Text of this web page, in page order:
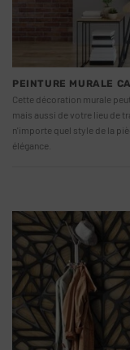
PEINTURE MURALE
Cette décoration murale
mais aussi de votre lieu de
n'importe quel style de la
élégance.